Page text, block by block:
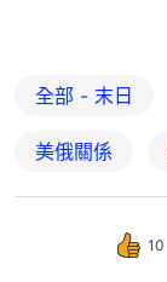
全部 - 末日
美俄關係
10